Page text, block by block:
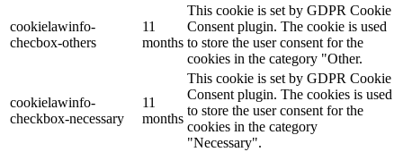
cookielawinfo-
checbox-others
11
months
This cookie is set by GDPR Cookie
Consent plugin. The cookie is used
to store the user consent for the
cookies in the category "Other.
cookielawinfo-
checkbox-necessary
11
months
This cookie is set by GDPR Cookie
Consent plugin. The cookies is used
to store the user consent for the
cookies in the category
"Necessary".